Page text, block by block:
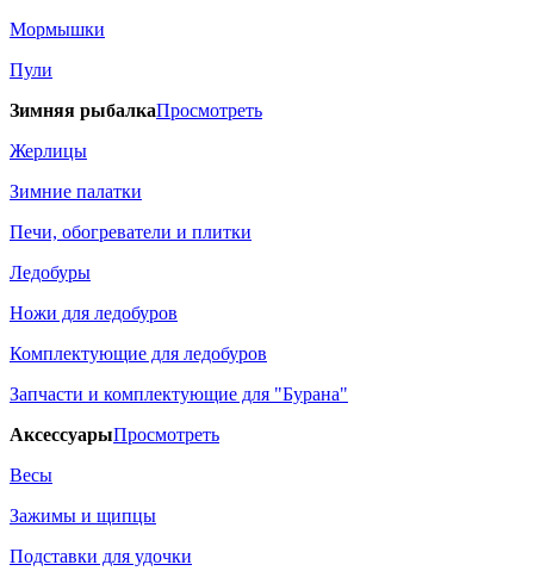
Мормышки
Пули
Зимняя рыбалкаПросмотреть
Жерлицы
Зимние палатки
Печи, обогреватели и плитки
Ледобуры
Ножи для ледобуров
Комплектующие для ледобуров
Запчасти и комплектующие для "Бурана"
АксессуарыПросмотреть
Весы
Зажимы и щипцы
Подставки для удочки